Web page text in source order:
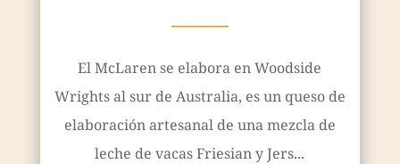
————
El McLaren se elabora en Woodside
Wrights al sur de Australia, es un queso de
elaboración artesanal de una mezcla de
leche de vacas Friesian y Jers...